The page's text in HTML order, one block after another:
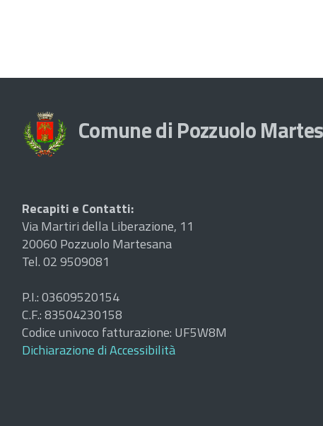
Comune di Pozzuolo
Recapiti e Contatti:
Via Martiri della Liberazione, 11
20060 Pozzuolo Martesana
Tel. 02 9509081
P.I.: 03609520154
C.F.: 83504230158
Codice univoco fatturazione: UF5W8M
Dichiarazione di Accessibilità